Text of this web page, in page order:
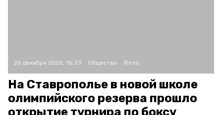
26 декабря 2020, 15:33 Общество Фото:
На Ставрополье в новой школе
олимпийского резерва прошло
открытие турнира по боксу